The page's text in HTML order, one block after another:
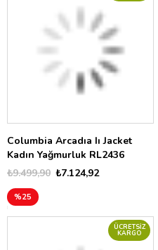
Columbia Arcadıa Iı Jacket
Kadın Yağmurluk RL2436
₺7.124,92
₺9.499,90
%25
ÜCRETSIZ
KARGO